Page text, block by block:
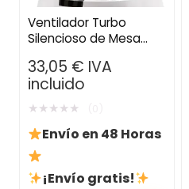
Ventilador Turbo
Silencioso de Mesa
3D – Temporizador,
Mando a Distancia y
Oscilación
33,05 € IVA
incluido
★★★★★
Envío en 48 Horas
¡Envío gratis!